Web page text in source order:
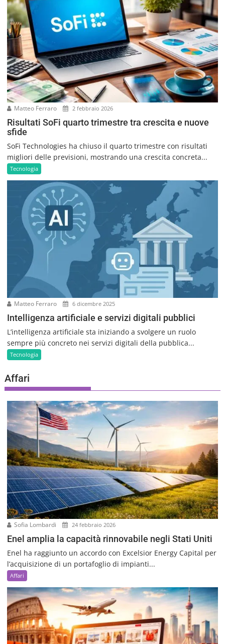
Matteo Ferraro 2 febbraio 2026
Risultati SoFi quarto trimestre tra crescita e nuove
sfide
SoFi Technologies ha chiuso il quarto trimestre con risultati
migliori delle previsioni, mostrando una crescita concreta...
Tecnologia
Matteo Ferraro 6 dicembre 2025
Intelligenza artificiale e servizi digitali pubblici
L’intelligenza artificiale sta iniziando a svolgere un ruolo
sempre più concreto nei servizi digitali della pubblica...
Tecnologia
Affari
Sofia Lombardi 24 febbraio 2026
Enel amplia la capacità rinnovabile negli Stati Uniti
Enel ha raggiunto un accordo con Excelsior Energy Capital per
l’acquisizione di un portafoglio di impianti...
Affari